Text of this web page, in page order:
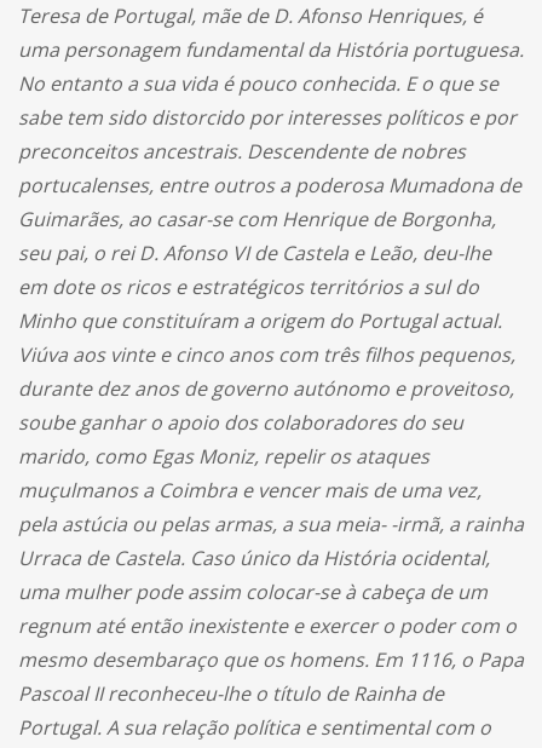
Teresa de Portugal, mãe de D. Afonso Henriques, é
uma personagem fundamental da História portuguesa.
No entanto a sua vida é pouco conhecida. E o que se
sabe tem sido distorcido por interesses políticos e por
preconceitos ancestrais. Descendente de nobres
portucalenses, entre outros a poderosa Mumadona de
Guimarães, ao casar-se com Henrique de Borgonha,
seu pai, o rei D. Afonso VI de Castela e Leão, deu-lhe
em dote os ricos e estratégicos territórios a sul do
Minho que constituíram a origem do Portugal actual.
Viúva aos vinte e cinco anos com três filhos pequenos,
durante dez anos de governo autónomo e proveitoso,
soube ganhar o apoio dos colaboradores do seu
marido, como Egas Moniz, repelir os ataques
muçulmanos a Coimbra e vencer mais de uma vez,
pela astúcia ou pelas armas, a sua meia- -irmã, a rainha
Urraca de Castela. Caso único da História ocidental,
uma mulher pode assim colocar-se à cabeça de um
regnum até então inexistente e exercer o poder com o
mesmo desembaraço que os homens. Em 1116, o Papa
Pascoal II reconheceu-lhe o título de Rainha de
Portugal. A sua relação política e sentimental com o